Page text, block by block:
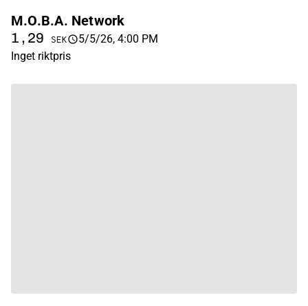
M.O.B.A. Network
1,29 SEK
5/5/26, 4:00 PM
Inget riktpris